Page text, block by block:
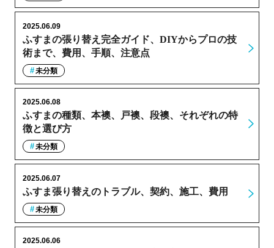
ふすまの張り替え完全ガイド、DIYからプロの技
術まで、費用、手順、注意点
2025.06.09
未分類
ふすまの種類、本襖、戸襖、段襖、それぞれの特
徴と選び方
2025.06.08
未分類
ふすま張り替えのトラブル、契約、施工、費用
2025.06.07
未分類
2025.06.06